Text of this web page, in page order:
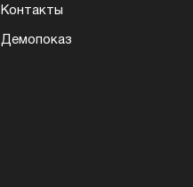
Контакты
Демопоказ